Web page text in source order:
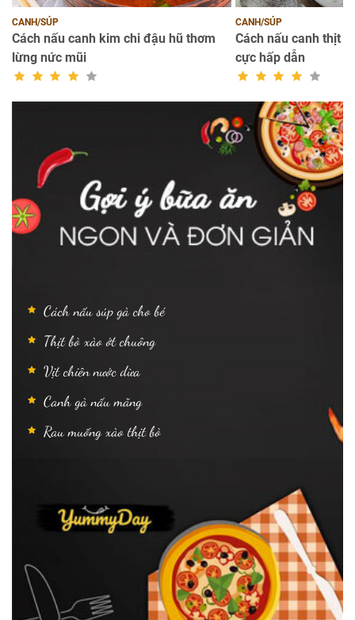
CANH/SÚP
Cách nấu canh kim chi đậu hũ thơm
lừng nức mũi
CANH/SÚP
Cách nấu canh thịt
cực hấp dẫn
Cách nấu súp gà cho bé
Thịt bò xào ớt chuông
Vịt chiên nước dừa
Canh gà nấu măng
Rau muống xào thịt bò